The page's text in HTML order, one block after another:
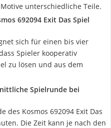
unterschiedliche Teile.
692094 Exit Das Spiel
sich für einen bis vier
Spieler kooperativ
zu lösen und aus dem
Spielrunde bei
des Kosmos 692094 Exit Das
Die Zeit kann je nach den